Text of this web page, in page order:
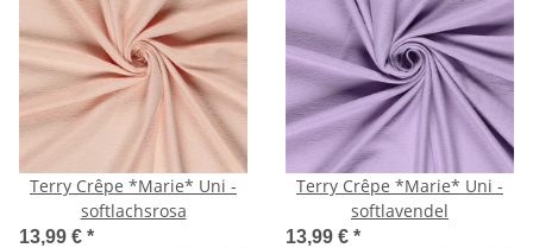
Terry Crêpe *Marie* Uni -
softlachsrosa
13,99 € *
Terry Crêpe *Marie* Uni -
softlavendel
13,99 € *